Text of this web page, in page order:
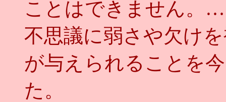
ことはできません。
不思議に弱さや欠け
が与えられることを
た。